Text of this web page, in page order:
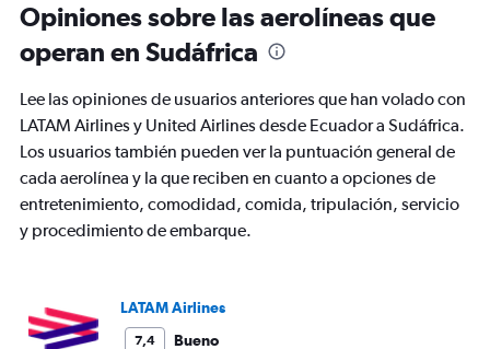
Opiniones sobre las aerolíneas que
operan en Sudáfrica
Lee las opiniones de usuarios anteriores que han volado con
LATAM Airlines y United Airlines desde Ecuador a Sudáfrica.
Los usuarios también pueden ver la puntuación general de
cada aerolínea y la que reciben en cuanto a opciones de
entretenimiento, comodidad, comida, tripulación, servicio
y procedimiento de embarque.
LATAM Airlines
7,4
Bueno